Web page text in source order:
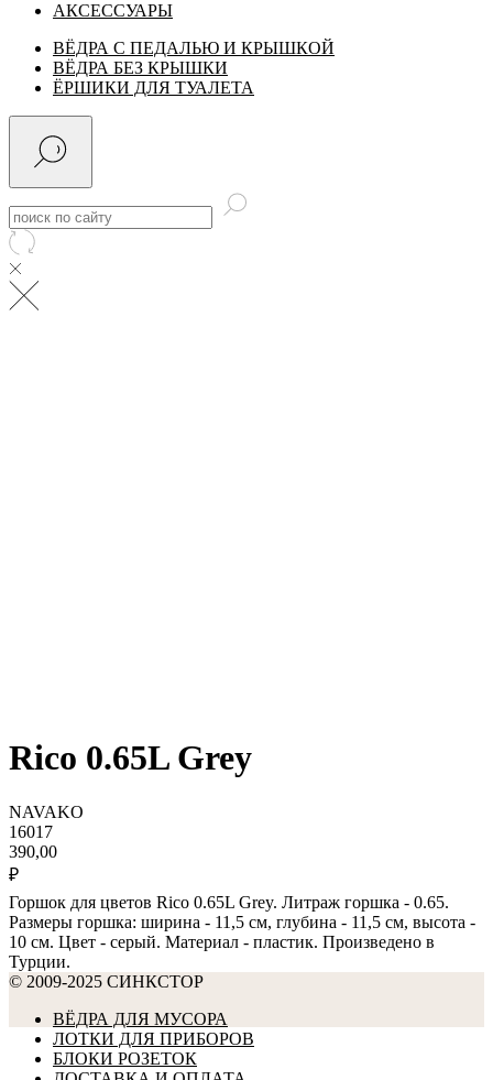
АКСЕССУАРЫ
ВЁДРА С ПЕДАЛЬЮ И КРЫШКОЙ
ВЁДРА БЕЗ КРЫШКИ
ЁРШИКИ ДЛЯ ТУАЛЕТА
Rico 0.65L Grey
NAVAKO
16017
390,00
₽
Горшок для цветов Rico 0.65L Grey. Литраж горшка - 0.65.
Размеры горшка: ширина - 11,5 см, глубина - 11,5 см, высота -
10 см. Цвет - серый. Материал - пластик. Произведено в
Турции.
© 2009-2025 СИНКСТОР
ВЁДРА ДЛЯ МУСОРА
ЛОТКИ ДЛЯ ПРИБОРОВ
БЛОКИ РОЗЕТОК